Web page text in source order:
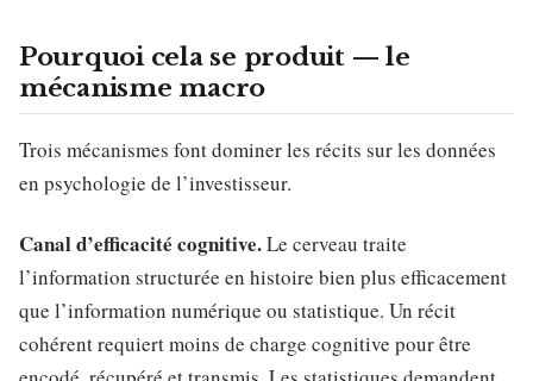
Pourquoi cela se produit — le
mécanisme macro
Trois mécanismes font dominer les récits sur les données
en psychologie de l’investisseur.
Canal d’efficacité cognitive.Le cerveau traite
l’information structurée en histoire bien plus efficacement
que l’information numérique ou statistique. Un récit
cohérent requiert moins de charge cognitive pour être